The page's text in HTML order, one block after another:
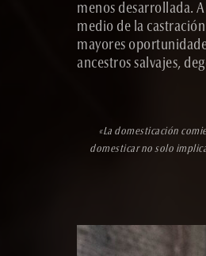
menos desarrollada.
medio de la
mayores
ancestros salvajes,
«La domesticación
domesticar no solo